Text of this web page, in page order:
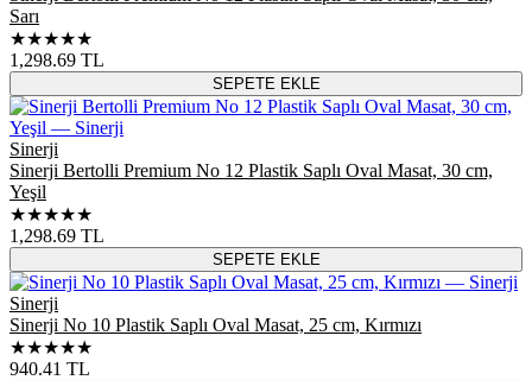
Sarı
★★★★★
1,298.69 TL
SEPETE EKLE
Sinerji
Sinerji Bertolli Premium No 12 Plastik Saplı Oval Masat, 30 cm,
Yeşil
★★★★★
1,298.69 TL
SEPETE EKLE
Sinerji
Sinerji No 10 Plastik Saplı Oval Masat, 25 cm, Kırmızı
★★★★★
940.41 TL